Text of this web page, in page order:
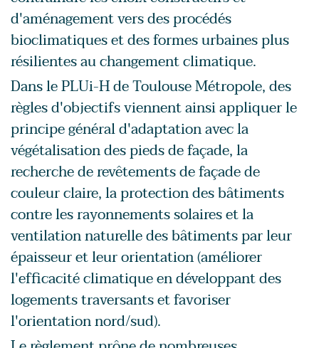
d'aménagement vers des procédés
bioclimatiques et des formes urbaines plus
résilientes au changement climatique.
Dans le PLUi-H de Toulouse Métropole, des
règles d'objectifs viennent ainsi appliquer le
principe général d'adaptation avec la
végétalisation des pieds de façade, la
recherche de revêtements de façade de
couleur claire, la protection des bâtiments
contre les rayonnements solaires et la
ventilation naturelle des bâtiments par leur
épaisseur et leur orientation (améliorer
l'efficacité climatique en développant des
logements traversants et favoriser
l'orientation nord/sud).